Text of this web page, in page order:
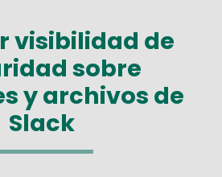
visibilidad de
sobre
y archivos de
Slack